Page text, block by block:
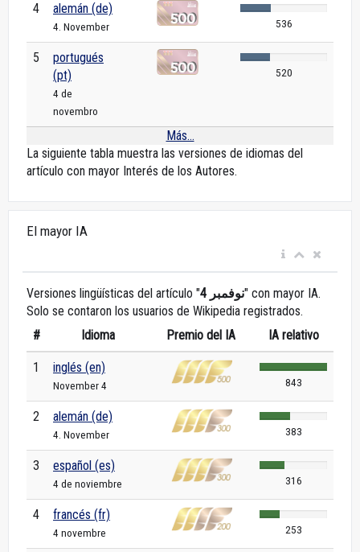
4 alemán (de)
4. November 536
5
portugués
(pt)
4 de
novembro
520
Más...
La siguiente tabla muestra las versiones de idiomas del
artículo con mayor Interés de los Autores.
El mayor IA
Versiones lingüísticas del artículo " 4 نوفمبر" con mayor IA.
Solo se contaron los usuarios de Wikipedia registrados.
#
Idioma Premio del IA IA relativo
1 inglés (en)
November 4 843
2 alemán (de)
4. November 383
3 español (es)
4 de noviembre 316
4 francés (fr)
4 novembre 253